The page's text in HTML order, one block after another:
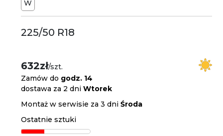
W
225/50 R18
632zł/szt.
Zamów do godz. 14
dostawa za 2 dniWtorek
Montaż w serwisie za 3 dniŚroda
Ostatnie sztuki